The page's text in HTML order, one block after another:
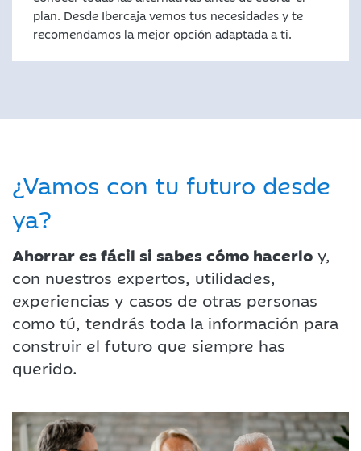
plan. Desde Ibercaja vemos tus necesidades y te
recomendamos la mejor opción adaptada a ti.
¿Vamos con tu futuro desde
ya?
Ahorrar es fácil si sabes cómo hacerlo y,
con nuestros expertos, utilidades,
experiencias y casos de otras personas
como tú, tendrás toda la información para
construir el futuro que siempre has
querido.